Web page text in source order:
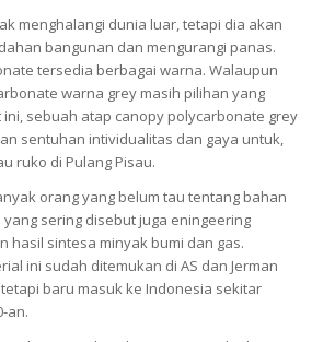
menghalangi dunia luar, tetapi dia akan
bangunan dan mengurangi panas.
tersedia berbagai warna. Walaupun
warna grey masih pilihan yang
sebuah atap canopy polycarbonate grey
sentuhan intividualitas dan gaya untuk,
ruko di Pulang Pisau.
orang yang belum tau tentang bahan
sering disebut juga eningeering
hasil sintesa minyak bumi dan gas.
ini sudah ditemukan di AS dan Jerman
baru masuk ke Indonesia sekitar
an.